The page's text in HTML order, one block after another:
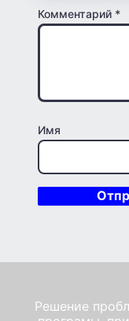
Комментарий *
Имя
Решение